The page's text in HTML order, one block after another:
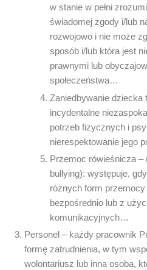
w stanie w pełni
świadomej zgody i/lub
rozwojowo i nie może
sposób i/lub która jest
prawnymi lub
społeczeństwa…
Zaniedbywanie dziecka
incydentalne
potrzeb fizycznych i
nierespektowanie jego
Przemoc rówieśnicza –
bullying): występuje,
różnych form
bezpośrednio lub z
komunikacyjnych…
Personel – każdy pracownik
formę zatrudnienia, w tym
wolontariusz lub inna osoba,